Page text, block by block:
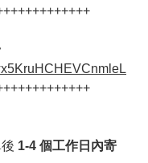
1-4 個工作日內寄